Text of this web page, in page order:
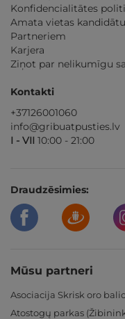
Konfidencialitātes
Amata vietas
Partneriem
Karjera
Ziņot par nelikumīgu
Kontakti
+37126001060
info@gribuatpusties.lv
I - VII 10:00 - 21:00
Draudzēsimies:
Mūsu partneri
Asociacija Skrisk oro
Atostogų parkas